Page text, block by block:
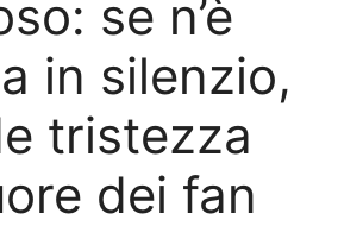
se n’è
in silenzio,
tristezza
dei fan